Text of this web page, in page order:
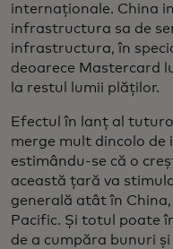
internaționale. China
infrastructura sa de
infrastructura, în
deoarece Mastercard
la restul lumii plăților.
Efectul în lanț al
merge mult dincolo
estimându-se că o
această țară va
generală atât în
Pacific. Și totul poate
de a cumpăra bunuri